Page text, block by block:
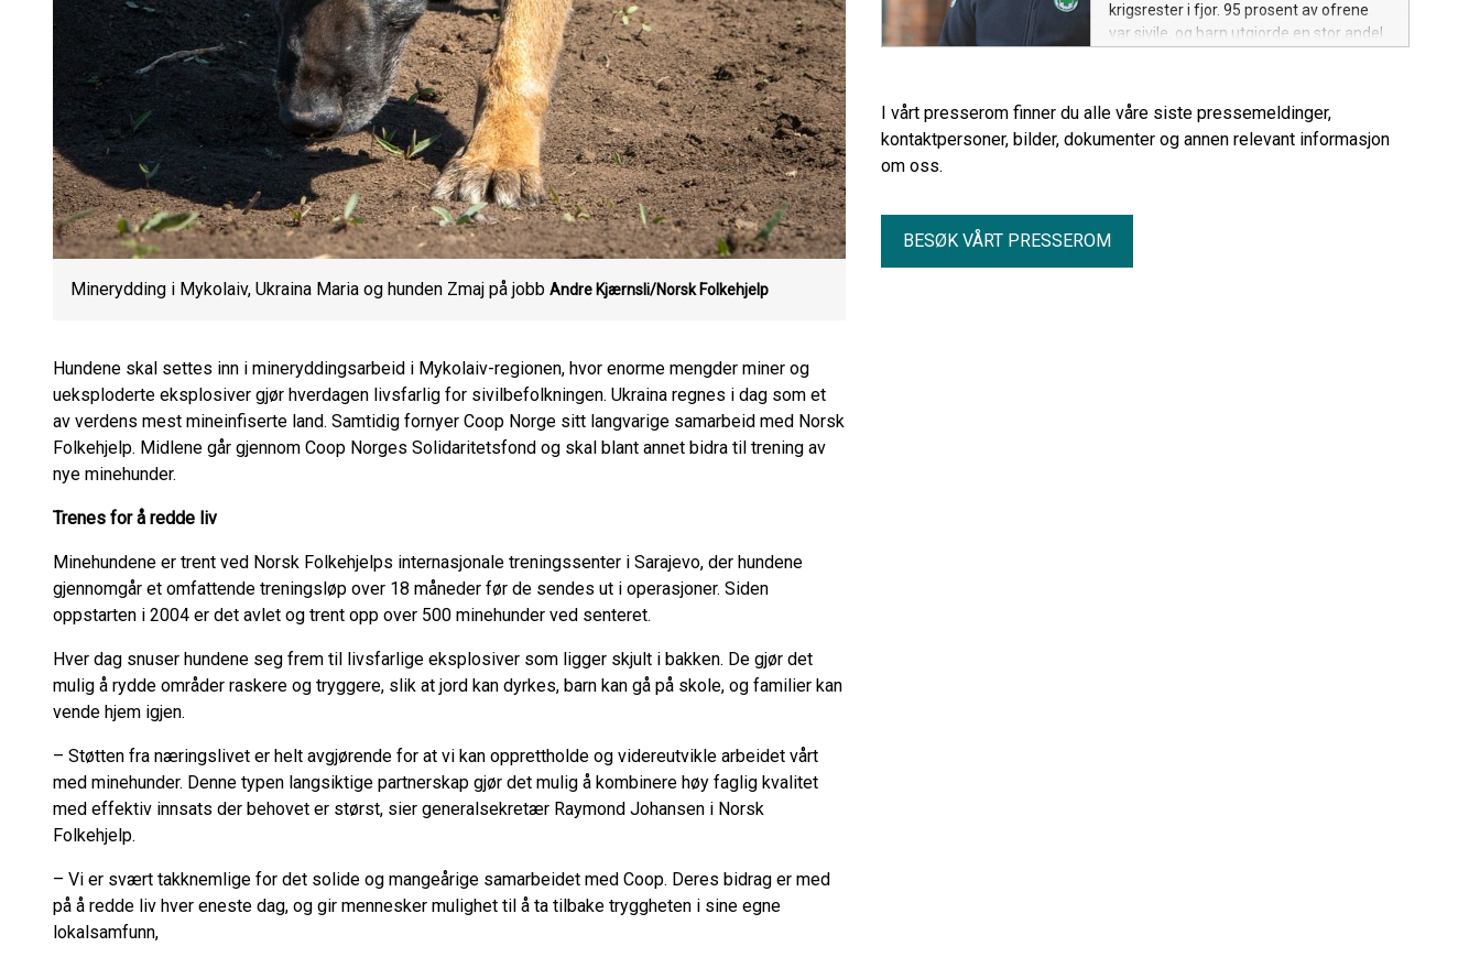
Minerydding i Mykolaiv, Ukraina Maria og hunden Zmaj på jobb Andre Kjærnsli/Norsk Folkehjelp
Hundene skal settes inn i mineryddingsarbeid i Mykolaiv-regionen, hvor enorme mengder miner og
ueksploderte eksplosiver gjør hverdagen livsfarlig for sivilbefolkningen. Ukraina regnes i dag som et
av verdens mest mineinfiserte land. Samtidig fornyer Coop Norge sitt langvarige samarbeid med Norsk
Folkehjelp. Midlene går gjennom Coop Norges Solidaritetsfond og skal blant annet bidra til trening av
nye minehunder.
Trenes for å redde liv
Minehundene er trent ved Norsk Folkehjelps internasjonale treningssenter i Sarajevo, der hundene
gjennomgår et omfattende treningsløp over 18 måneder før de sendes ut i operasjoner. Siden
oppstarten i 2004 er det avlet og trent opp over 500 minehunder ved senteret.
Hver dag snuser hundene seg frem til livsfarlige eksplosiver som ligger skjult i bakken. De gjør det
mulig å rydde områder raskere og tryggere, slik at jord kan dyrkes, barn kan gå på skole, og familier kan
vende hjem igjen.
– Støtten fra næringslivet er helt avgjørende for at vi kan opprettholde og videreutvikle arbeidet vårt
med minehunder. Denne typen langsiktige partnerskap gjør det mulig å kombinere høy faglig kvalitet
med effektiv innsats der behovet er størst, sier generalsekretær Raymond Johansen i Norsk
Folkehjelp.
– Vi er svært takknemlige for det solide og mangeårige samarbeidet med Coop. Deres bidrag er med
på å redde liv hver eneste dag, og gir mennesker mulighet til å ta tilbake tryggheten i sine egne
lokalsamfunn,
krigsrester i fjor. 95 prosent av ofrene
var sivile, og barn utgjorde en stor andel.
I vårt presserom finner du alle våre siste pressemeldinger,
kontaktpersoner, bilder, dokumenter og annen relevant informasjon
om oss.
BESØK VÅRT PRESSEROM